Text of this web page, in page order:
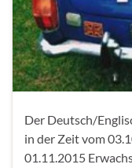
Der Deutsch/
in der Zeit vom
01.11.2015